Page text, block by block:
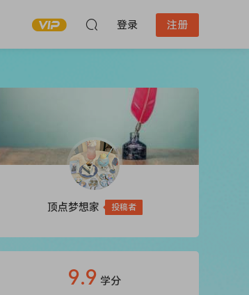
登录 注册
顶点梦想家 投稿者
9.9 学分